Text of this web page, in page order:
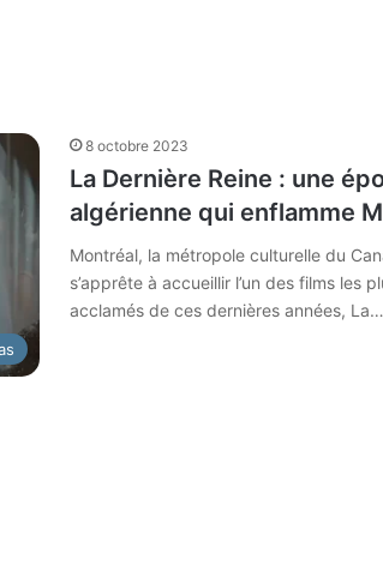
8 octobre 2023
La Dernière Reine : une
algérienne qui enflamme
Montréal, la métropole culturelle du
s’apprête à accueillir l’un des films les
acclamés de ces dernières années, La…